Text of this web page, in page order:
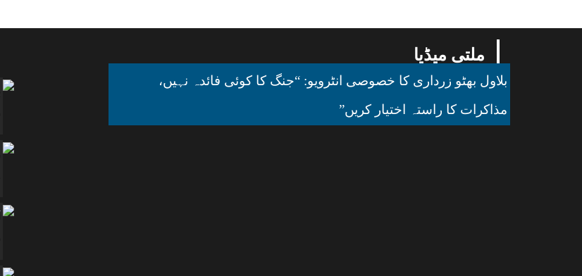
ملتی میڈیا
بلاول بھٹو زرداری کا خصوصی انٹرویو: “جنگ کا کوئی فائدہ نہیں،
مذاکرات کا راستہ اختیار کریں”